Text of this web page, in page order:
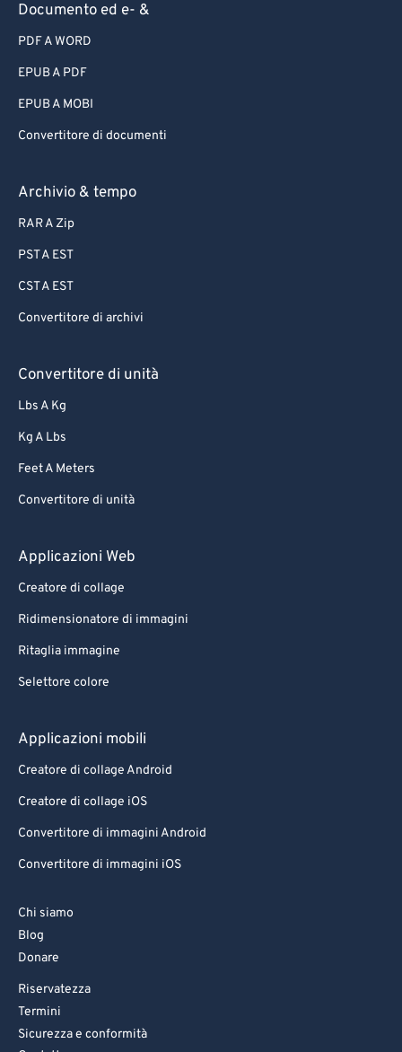
Documento ed e- &
PDF A WORD
EPUB A PDF
EPUB A MOBI
Convertitore di documenti
Archivio & tempo
RAR A Zip
PST A EST
CST A EST
Convertitore di archivi
Convertitore di unità
Lbs A Kg
Kg A Lbs
Feet A Meters
Convertitore di unità
Applicazioni Web
Creatore di collage
Ridimensionatore di immagini
Ritaglia immagine
Selettore colore
Applicazioni mobili
Creatore di collage Android
Creatore di collage iOS
Convertitore di immagini Android
Convertitore di immagini iOS
Chi siamo
Blog
Donare
Riservatezza
Termini
Sicurezza e conformità